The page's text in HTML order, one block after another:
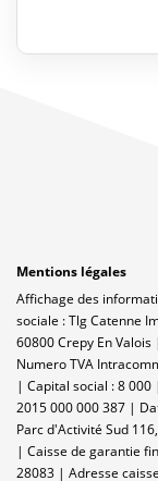
Mentions légales
Affichage des
sociale : Tlg Catenne
60800 Crepy En Valois
Numero TVA
| Capital social : 8 000
2015 000 000 387 |
Parc d'Activité Sud
| Caisse de garantie
28083 | Adresse